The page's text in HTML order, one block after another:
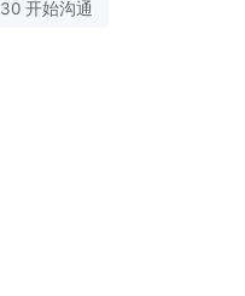
开始沟通